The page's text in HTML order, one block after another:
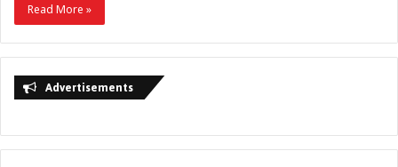
Read More »
Advertisements